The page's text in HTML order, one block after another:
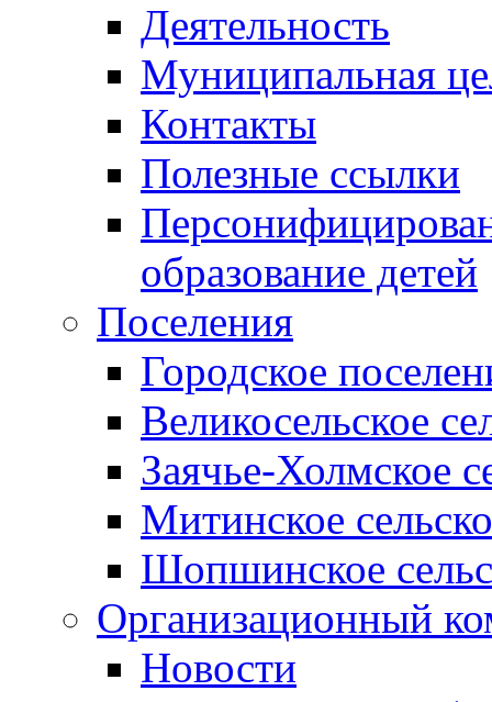
Деятельность
Муниципальная
Контакты
Полезные ссылки
образование детей
Поселения
Городское
Великосельское
Заячье-Холмское
Митинское
Шопшинское
Организационный
Новости